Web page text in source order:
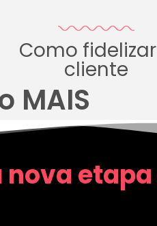
Como
cliente
MAIS